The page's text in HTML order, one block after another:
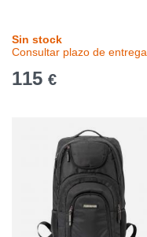
Sin stock
Consultar plazo de entrega
115 €